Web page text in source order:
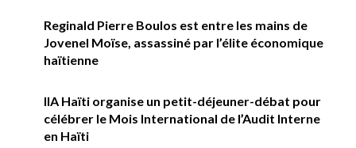
Reginald Pierre Boulos est entre les mains de
Jovenel Moïse, assassiné par l’élite économique
haïtienne
IIA Haïti organise un petit-déjeuner-débat pour
célébrer le Mois International de l’Audit Interne
en Haïti